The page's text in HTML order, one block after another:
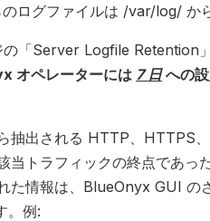
ログファイルは /var/log/ か
「Server Logfile Retention
オペレーターには 7 日への
抽出される HTTP、HTTPS
当トラフィックの終点であ
た情報は、BlueOnyx GUI の
。例: